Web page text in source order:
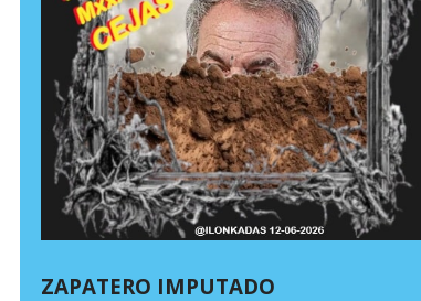
ZAPATERO IMPUTADO